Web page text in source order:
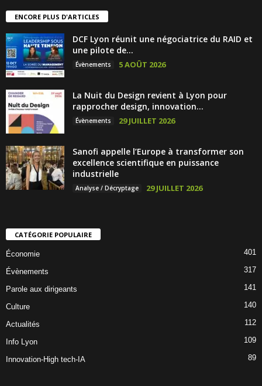
ENCORE PLUS D'ARTICLES
DCF Lyon réunit une négociatrice du RAID et
une pilote de...
Évènements 5 AOÛT 2026
La Nuit du Design revient à Lyon pour
rapprocher design, innovation...
Évènements 29 JUILLET 2026
Sanofi appelle l’Europe à transformer son
excellence scientifique en puissance
industrielle
Analyse / Décryptage 29 JUILLET 2026
CATÉGORIE POPULAIRE
Économie 401
Évènements 317
Parole aux dirigeants 141
Culture 140
Actualités 112
Info Lyon 109
Innovation-High tech-IA 89